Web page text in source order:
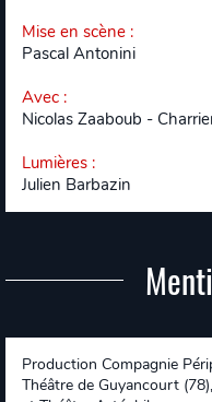
Mise en scène :
Pascal Antonini
Avec :
Nicolas Zaaboub -
Lumières :
Julien Barbazin
Production Compagnie
Théâtre de Guyancourt